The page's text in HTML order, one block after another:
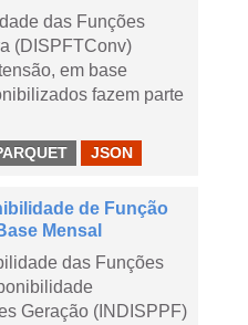
das Funções
(DISPFTConv)
em base
fazem parte
JSON
de Função
Mensal
das Funções
Geração (INDISPPF)